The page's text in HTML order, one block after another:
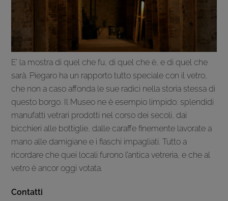
E’ la mostra di quel che fu, di quel che è, e di quel che
sarà. Piegaro ha un rapporto tutto speciale con il vetro,
che non a caso affonda le sue radici nella storia stessa di
questo borgo. Il Museo ne è esempio limpido: splendidi
manufatti vetrari prodotti nel corso dei secoli, dai
bicchieri alle bottiglie, dalle caraffe finemente lavorate a
mano alle damigiane e i fiaschi impagliati. Tutto a
ricordare che quei locali furono l’antica vetreria, e che al
vetro è ancor oggi votata.
Contatti